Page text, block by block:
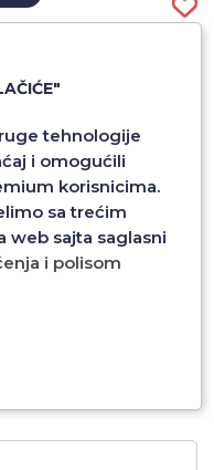
FOLIJA ZA ZASTITU
EKRANA CERAMIC NANO
GLASS ZA SAMSUNG S25
tehnologije
i omogućili
korisnicima.
sa trećim
web sajta saglasni
i polisom